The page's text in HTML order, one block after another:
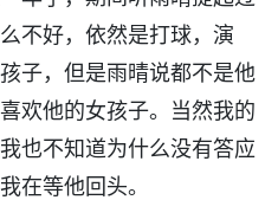
不好，依然是打球，演
子，但是雨晴说都不是他
欢他的女孩子。当然我的
也不知道为什么没有答应
在等他回头。